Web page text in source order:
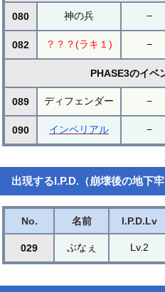
080 神の兵 −
082 ？？？(ラキ１) −
PHASE3のイベ
089 ディフェンダー −
090 インペリアル −
出現するI.P.D.（崩壊後の地下
No. 名前 I.P.D.Lv
029 ぶなぇ Lv.2